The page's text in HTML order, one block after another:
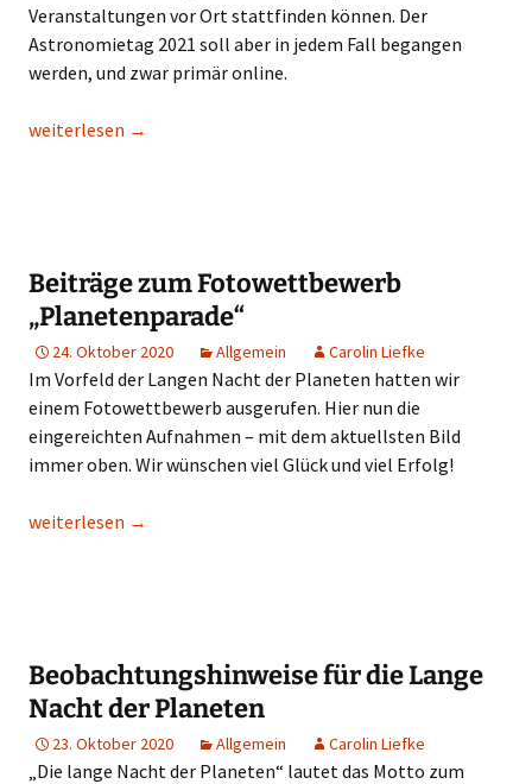
Veranstaltungen vor Ort stattfinden können. Der
Astronomietag 2021 soll aber in jedem Fall begangen
werden, und zwar primär online.
Veranstaltungs-Anmeldung für den Astronomietag 2021
weiterlesen →
Beiträge zum Fotowettbewerb
„Planetenparade“
24. Oktober 2020 Allgemein Carolin Liefke
Im Vorfeld der Langen Nacht der Planeten hatten wir
einem Fotowettbewerb ausgerufen. Hier nun die
eingereichten Aufnahmen – mit dem aktuellsten Bild
immer oben. Wir wünschen viel Glück und viel Erfolg!
Beiträge zum Fotowettbewerb „Planetenparade“
weiterlesen →
Beobachtungshinweise für die Lange
Nacht der Planeten
23. Oktober 2020 Allgemein Carolin Liefke
„Die lange Nacht der Planeten“ lautet das Motto zum